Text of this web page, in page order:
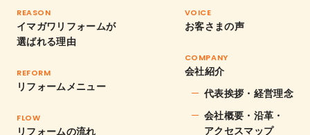
REASON
イマガワリフォームが
選ばれる理由
REFORM
リフォームメニュー
FLOW
リフォームの流れ
VOICE
お客さまの声
COMPANY
会社紹介
代表挨拶・経営理念
会社概要・沿革・
アクセスマップ